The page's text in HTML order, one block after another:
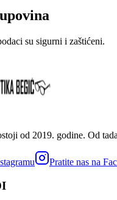
su sigurni i zaštićeni.
od 2019. godine. Od
Pratite nas na